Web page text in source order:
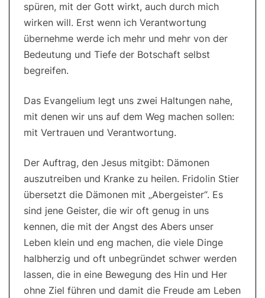
spüren, mit der Gott wirkt, auch durch mich
wirken will. Erst wenn ich Verantwortung
übernehme werde ich mehr und mehr von der
Bedeutung und Tiefe der Botschaft selbst
begreifen.
Das Evangelium legt uns zwei Haltungen nahe,
mit denen wir uns auf dem Weg machen sollen:
mit Vertrauen und Verantwortung.
Der Auftrag, den Jesus mitgibt: Dämonen
auszutreiben und Kranke zu heilen. Fridolin Stier
übersetzt die Dämonen mit „Abergeister“. Es
sind jene Geister, die wir oft genug in uns
kennen, die mit der Angst des Abers unser
Leben klein und eng machen, die viele Dinge
halbherzig und oft unbegründet schwer werden
lassen, die in eine Bewegung des Hin und Her
ohne Ziel führen und damit die Freude am Leben